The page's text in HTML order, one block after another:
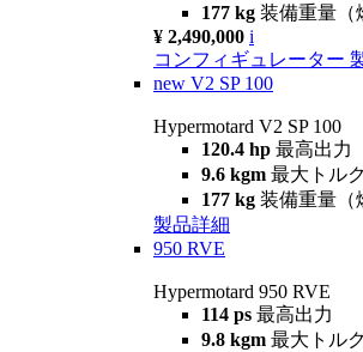
177 kg 装備重量（
¥ 2,490,000 i
コンフィギュレーター
new V2 SP 100
Hypermotard V2 SP 100
120.4 hp 最高出力
9.6 kgm 最大トルク
177 kg 装備重量（
製品詳細
950 RVE
Hypermotard 950 RVE
114 ps 最高出力
9.8 kgm 最大トルク